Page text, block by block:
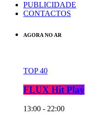
PUBLICIDADE
CONTACTOS
AGORA NO AR
TOP 40
FLUX Hit Play
13:00 - 22:00